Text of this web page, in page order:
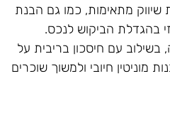
מתאימות, כמו גם הבנת
בהגדלת הביקוש לנכס.
עם חיסכון בריבית על
חיובי ולמשוך שוכרים